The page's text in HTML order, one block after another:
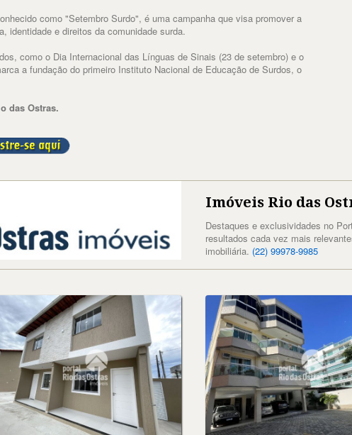
como "Setembro Surdo", é uma campanha que visa promover a
identidade e direitos da comunidade surda.
como o Dia Internacional das Línguas de Sinais (23 de setembro) e o
a fundação do primeiro Instituto Nacional de Educação de Surdos, o
das Ostras.
Imóveis Rio das
Destaques e exclusividades no
resultados cada vez mais
imobiliária. (22) 99978-9985